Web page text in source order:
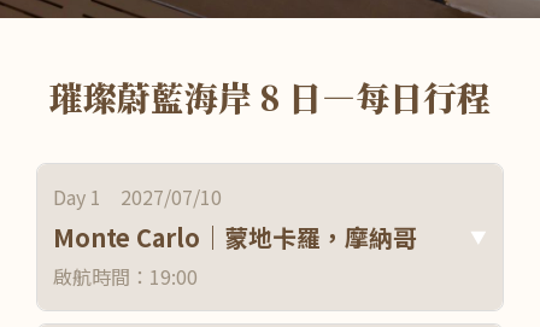
燃油附加費
高級 Wi-Fi 方案和額外裝置數
船上精品店的購物或任何個人性質的物品或服務
如醫療護理、按摩、水療、私人健身指導
髮型造型和修指甲
精選香檳、高級葡萄酒和烈酒
璀璨蔚藍海岸 8 日—每日行程
Day 1 2027/07/10
Monte Carlo｜蒙地卡羅，摩納哥
啟航時間：19:00
▼